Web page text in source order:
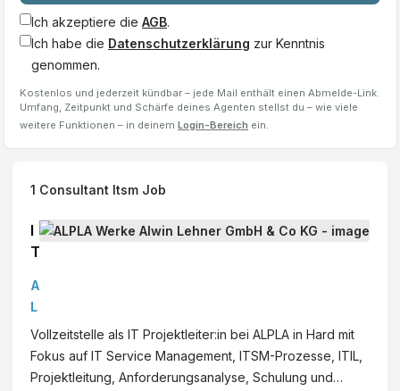
Ich akzeptiere die AGB.
Ich habe die Datenschutzerklärung zur Kenntnis
genommen.
Kostenlos und jederzeit kündbar – jede Mail enthält einen Abmelde-Link.
Umfang, Zeitpunkt und Schärfe deines Agenten stellst du – wie viele
weitere Funktionen – in deinem Login-Bereich ein.
1 Consultant Itsm Job
I
T
r
o
j
e
k
A
L
P
L
A
Vollzeitstelle als IT Projektleiter:in bei ALPLA in Hard mit
Fokus auf IT Service Management, ITSM-Prozesse, ITIL,
Projektleitung, Anforderungsanalyse, Schulung und…